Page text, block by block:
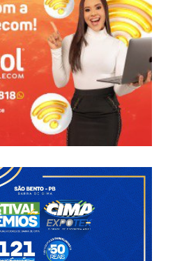
Rodoviária Estadual e Federal,
de Turismo e outros órgãos
organização e fiscalização do
rígidas de segurança, horários,
saúde pública e fiscalização, com o
a segurança da população e a
durante os festejos
eventos
o cronograma oficial do
rigorosamente aos horários